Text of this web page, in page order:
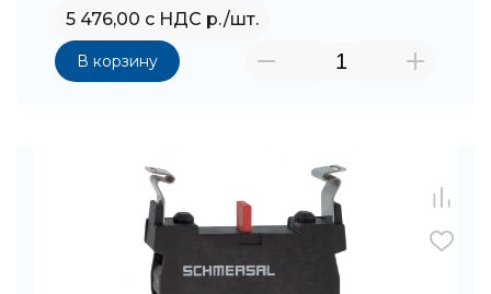
5 476,00 с НДС р./шт.
В корзину